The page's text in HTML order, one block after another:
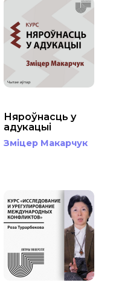
Няроўнасць у
адукацыі
Зміцер Макарчук